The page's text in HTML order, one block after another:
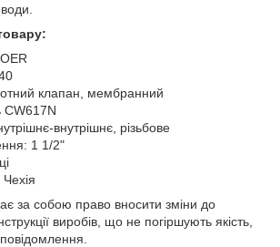
клапан, мембранний
CW617N
внутрішнє, різьбове
1 1/2"
за собою право вносити зміни до
виробів, що не погіршують якість,